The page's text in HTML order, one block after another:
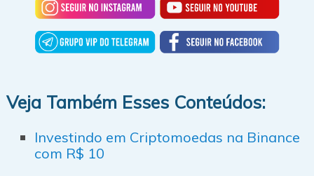
Veja Também Esses Conteúdos:
Investindo em Criptomoedas na Binance
com R$ 10